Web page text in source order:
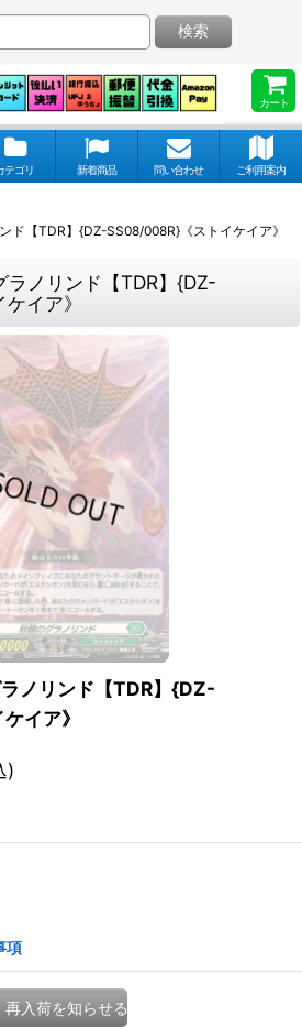
カート
検索
テゴリ 新着商品 問い合わせ ご利用案内
ド【TDR】{DZ-SS08/008R}《ストイケイア》
ラノリンド【TDR】{DZ-
イア》
ラノリンド【TDR】{DZ-
イア》
)
項
再入荷を知らせる